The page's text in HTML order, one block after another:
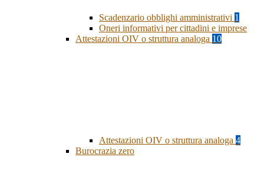
Scadenzario obblighi amministrativi 1
Oneri informativi per cittadini e imprese
Attestazioni OIV o struttura analoga 10
Attestazioni OIV o struttura analoga 4
Burocrazia zero